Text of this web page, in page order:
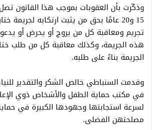
وذكّرت بأن العقوبات بموجب هذا القانون
15 و20 عامًا بحق من يثبت ارتكابه لجريمة
تجريم ومعاقبة كل من يروج أو يحرض أو
هذه الجريمة، وكذلك معاقبة كل من طلب
الجريمة بناءً على طلبه.
وقدمت السنباطي خالص الشكر والتقدير
في مكتب حماية الطفل والأشخاص ذوي
لسرعة استجابتها وجهودها الكبيرة في
مصلحتهن الفضلى.